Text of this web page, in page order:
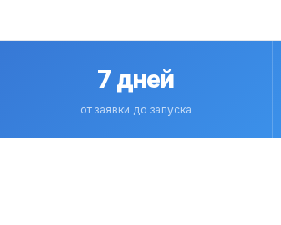
7 дней
от заявки до запуска